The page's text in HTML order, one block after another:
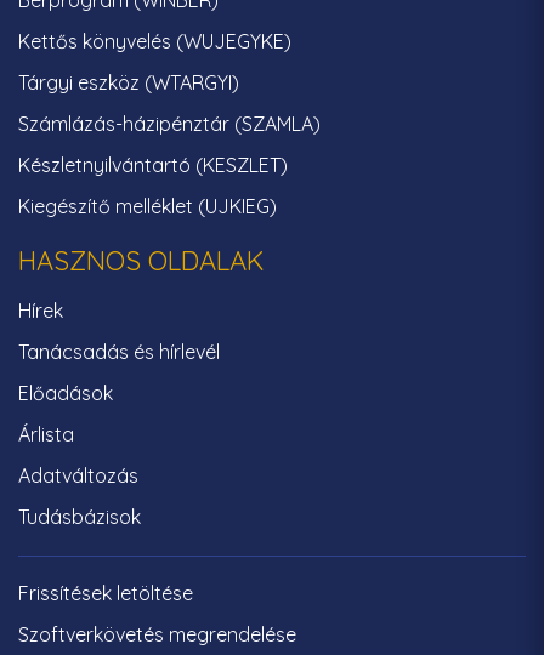
Kettős könyvelés (WUJEGYKE)
Tárgyi eszköz (WTARGYI)
Számlázás-házipénztár (SZAMLA)
Készletnyilvántartó (KESZLET)
Kiegészítő melléklet (UJKIEG)
HASZNOS OLDALAK
Hírek
Tanácsadás és hírlevél
Előadások
Árlista
Adatváltozás
Tudásbázisok
Frissítések letöltése
Szoftverkövetés megrendelése